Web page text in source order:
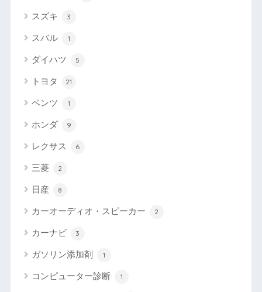
スズキ 3
スバル 1
ダイハツ 5
トヨタ 21
ベンツ 1
ホンダ 9
レクサス 6
三菱 2
日産 8
カーオーディオ・スピーカー 2
カーナビ 3
ガソリン添加剤 1
コンピューター診断 1